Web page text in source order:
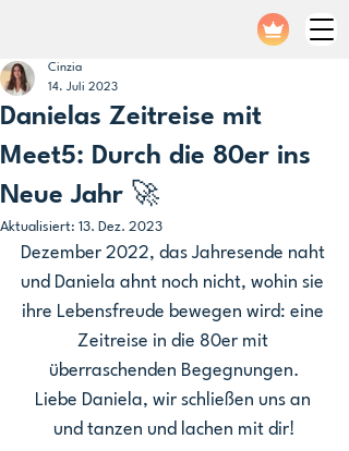
Danielas Zeitreise mit
Meet5: Durch die 80er ins
Neue Jahr 🚀
Cinzia
14. Juli 2023
Aktualisiert: 13. Dez. 2023
Dezember 2022, das Jahresende naht
und Daniela ahnt noch nicht, wohin sie
ihre Lebensfreude bewegen wird: eine
Zeitreise in die 80er mit
überraschenden Begegnungen.
Liebe Daniela, wir schließen uns an
und tanzen und lachen mit dir!